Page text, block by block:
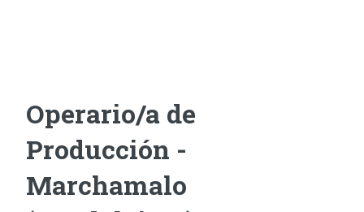
Operario/a de
Producción -
Marchamalo